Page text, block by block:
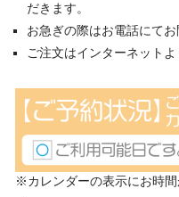
だきます。
お急ぎの際はお電話にてお
ご注文はインターネットよ
※カレンダーの表示にお時間